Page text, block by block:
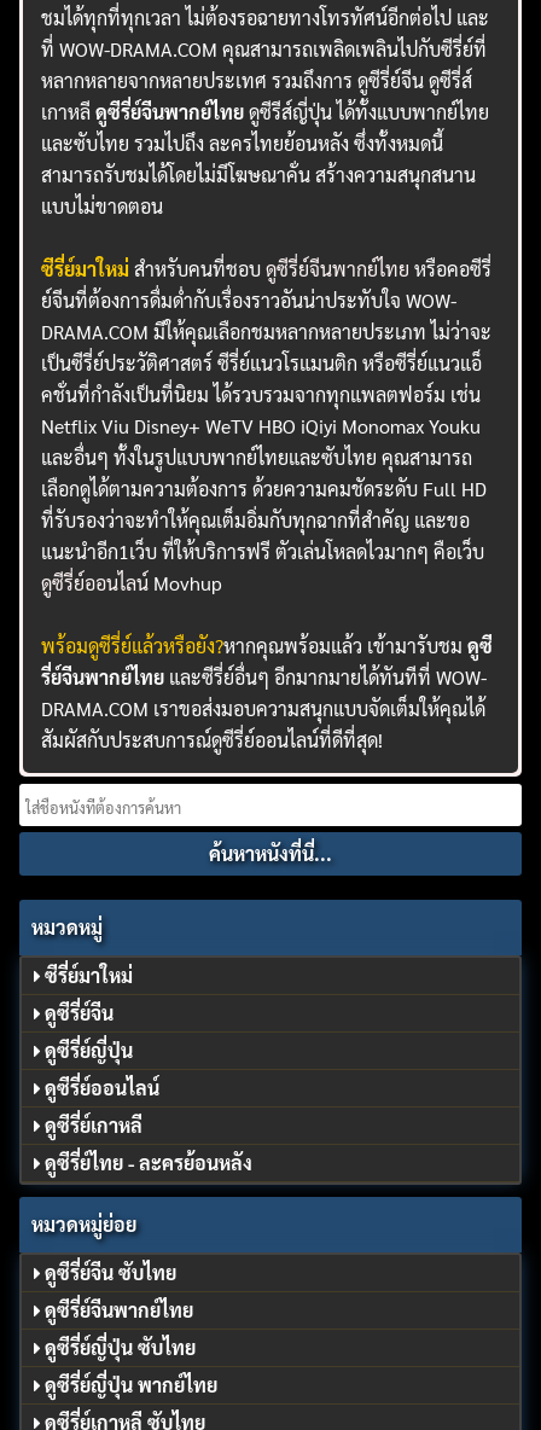
ชมได้ทุกที่ทุกเวลา ไม่ต้องรอฉายทางโทรทัศน์อีกต่อไป และ
ที่ WOW-DRAMA.COM คุณสามารถเพลิดเพลินไปกับซีรี่ย์ที่
หลากหลายจากหลายประเทศ รวมถึงการ ดูซีรี่ย์จีน ดูซีรี่ส์
เกาหลีดูซีรี่ย์จีนพากย์ไทยดูซีรีส์ญี่ปุ่น ได้ทั้งแบบพากย์ไทย
และซับไทย รวมไปถึง ละครไทยย้อนหลัง ซึ่งทั้งหมดนี้
สามารถรับชมได้โดยไม่มีโฆษณาคั่น สร้างความสนุกสนาน
แบบไม่ขาดตอน
ซีรี่ย์มาใหม่ สำหรับคนที่ชอบดูซีรี่ย์จีนพากย์ไทย หรือคอซีรี่
ย์จีนที่ต้องการดื่มด่ำกับเรื่องราวอันน่าประทับใจ WOW-
DRAMA.COM มีให้คุณเลือกชมหลากหลายประเภท ไม่ว่าจะ
เป็นซีรี่ย์ประวัติศาสตร์ ซีรี่ย์แนวโรแมนติก หรือซีรี่ย์แนวแอ็
คชั่นที่กำลังเป็นที่นิยม ได้รวบรวมจากทุกแพลตฟอร์ม เช่น
Netflix Viu Disney+ WeTV HBO iQiyi Monomax Youku
และอื่นๆ ทั้งในรูปแบบพากย์ไทยและซับไทย คุณสามารถ
เลือกดูได้ตามความต้องการ ด้วยความคมชัดระดับ Full HD
ที่รับรองว่าจะทำให้คุณเต็มอิ่มกับทุกฉากที่สำคัญ และขอ
แนะนำอีก1เว็บ ที่ให้บริการฟรี ตัวเล่นโหลดไวมากๆ คือเว็บ
ดูซีรี่ย์ออนไลน์ Movhup
พร้อมดูซีรี่ย์แล้วหรือยัง?หากคุณพร้อมแล้ว เข้ามารับชมดูซี
รี่ย์จีนพากย์ไทย และซีรี่ย์อื่นๆ อีกมากมายได้ทันทีที่ WOW-
DRAMA.COM เราขอส่งมอบความสนุกแบบจัดเต็มให้คุณได้
สัมผัสกับประสบการณ์ดูซีรี่ย์ออนไลน์ที่ดีที่สุด!
Search
for:
หมวดหมู่
ซีรี่ย์มาใหม่
ดูซีรี่ย์จีน
ดูซีรี่ย์ญี่ปุ่น
ดูซีรี่ย์ออนไลน์
ดูซีรี่ย์เกาหลี
ดูซีรี่ย์ไทย - ละครย้อนหลัง
หมวดหมู่ย่อย
ดูซีรี่ย์จีน ซับไทย
ดูซีรี่ย์จีนพากย์ไทย
ดูซีรี่ย์ญี่ปุ่น ซับไทย
ดูซีรี่ย์ญี่ปุ่น พากย์ไทย
ดูซีรี่ย์เกาหลี ซับไทย